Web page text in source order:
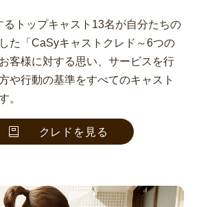
るトップキャスト13名が自分たちの
た「CaSyキャストクレド～6つの
客様に対する思い、サービスを行
や行動の基準をすべてのキャスト
。
クレドを見る